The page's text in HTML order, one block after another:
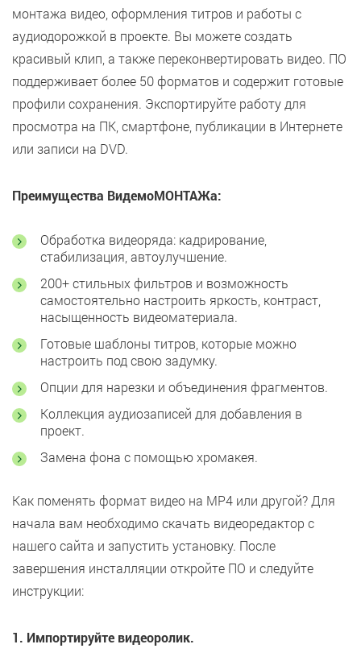
монтажа видео, оформления титров и работы с
аудиодорожкой в проекте. Вы можете создать
красивый клип, а также переконвертировать видео. ПО
поддерживает более 50 форматов и содержит готовые
профили сохранения. Экспортируйте работу для
просмотра на ПК, смартфоне, публикации в Интернете
или записи на DVD.
Преимущества ВидемоМОНТАЖа:
Обработка видеоряда: кадрирование,
стабилизация, автоулучшение.
200+ стильных фильтров и возможность
самостоятельно настроить яркость, контраст,
насыщенность видеоматериала.
Готовые шаблоны титров, которые можно
настроить под свою задумку.
Опции для нарезки и объединения фрагментов.
Коллекция аудиозаписей для добавления в
проект.
Замена фона с помощью хромакея.
Как поменять формат видео на MP4 или другой? Для
начала вам необходимо скачать видеоредактор с
нашего сайта и запустить установку. После
завершения инсталляции откройте ПО и следуйте
инструкции:
1. Импортируйте видеоролик.